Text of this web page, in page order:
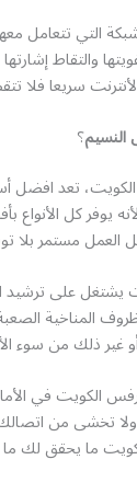
التي تتعامل
والتقاط
سريعا فلا
؟
تعد افضل
يوفر كل الأنواع
العمل مستمر بلا
على ترشيد
المناخية
أو غير ذلك من سوء
الكويت في
ولا تخشى من
ما يحقق لك ما